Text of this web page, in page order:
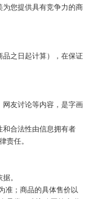
您提供具有竞争力的商
之日起计算），在保证
友讨论等内容，是字画
合法性由信息拥有者
责任。
。
准；商品的具体售价以